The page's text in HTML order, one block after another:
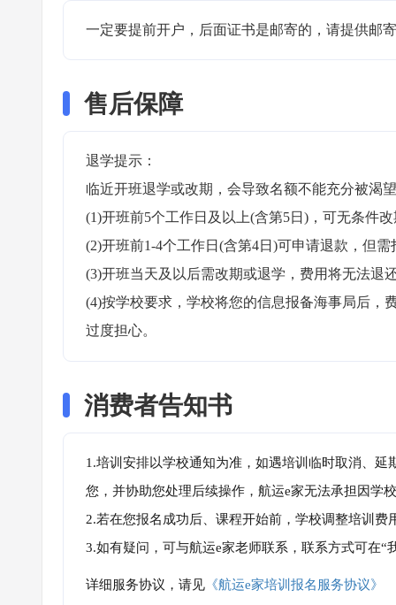
一定要提前开户，后面证书是邮寄的，请提供邮
售后保障
退学提示：
临近开班退学或改期，会导致名额不能充分被渴
(1)开班前5个工作日及以上(含第5日)，可无条件
(2)开班前1-4个工作日(含第4日)可申请退款，但
(3)开班当天及以后需改期或退学，费用将无法退
(4)按学校要求，学校将您的信息报备海事局后，
过度担心。
消费者告知书
1.培训安排以学校通知为准，如遇培训临时取消、
您，并协助您处理后续操作，航运e家无法承担因学
2.若在您报名成功后、课程开始前，学校调整培训
3.如有疑问，可与航运e家老师联系，联系方式可在
详细服务协议，请见 《航运e家培训报名服务协议》